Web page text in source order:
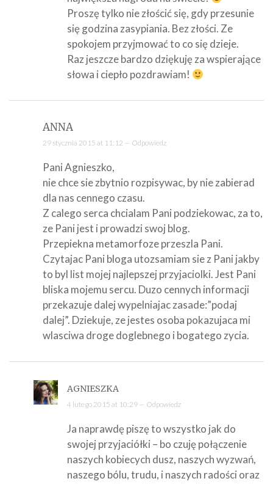
Proszę tylko nie złościć się, gdy przesunie
się godzina zasypiania. Bez złości. Ze
spokojem przyjmować to co się dzieje.
Raz jeszcze bardzo dziękuję za wspierające
słowa i ciepło pozdrawiam!
ANNA
29 stycznia 2015 at 11:12 — Odpowiedz
Pani Agnieszko,
nie chce sie zbytnio rozpisywac, by nie zabierad
dla nas cennego czasu.
Z calego serca chcialam Pani podziekowac, za to,
ze Pani jest i prowadzi swoj blog.
Przepiekna metamorfoze przeszla Pani.
Czytajac Pani bloga utozsamiam sie z Pani jakby
to byl list mojej najlepszej przyjaciolki. Jest Pani
bliska mojemu sercu. Duzo cennych informacji
przekazuje dalej wypelniajac zasade:”podaj
dalej”. Dziekuje, ze jestes osoba pokazujaca mi
wlasciwa droge doglebnego i bogatego zycia.
AGNIESZKA
4 lutego 2015 at 10:29 — Odpowiedz
Ja naprawdę piszę to wszystko jak do
swojej przyjaciółki – bo czuję połączenie
naszych kobiecych dusz, naszych wyzwań,
naszego bólu, trudu, i naszych radości oraz